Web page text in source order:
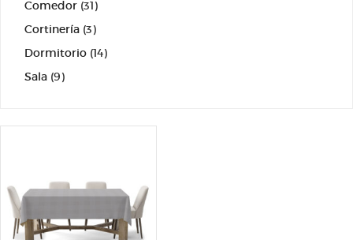
Comedor (31)
Cortinería (3)
Dormitorio (14)
Sala (9)